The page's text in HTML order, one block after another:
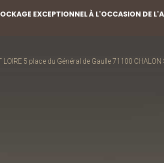
5 place du Général de Gaulle 71100 CHALON
EXCEPTIONNEL À L'OCCASION DE